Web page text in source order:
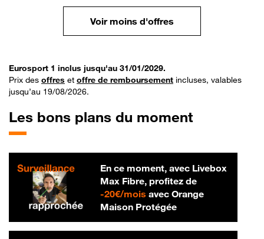
Voir moins d'offres
Eurosport 1 inclus jusqu'au 31/01/2029.
Prix des offres et offre de remboursement incluses, valables
jusqu’au 19/08/2026.
Les bons plans du moment
En ce moment, avec Livebox
Max Fibre, profitez de
-20€/mois20 € par mois
avec Orange
Maison Protégée